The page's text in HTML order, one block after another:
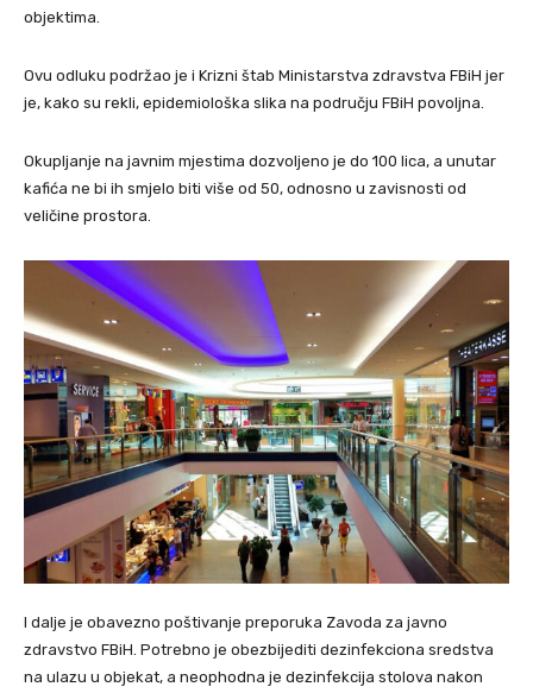
objektima.
Ovu odluku podržao je i Krizni štab Ministarstva zdravstva FBiH jer
je, kako su rekli, epidemiološka slika na području FBiH povoljna.
Okupljanje na javnim mjestima dozvoljeno je do 100 lica, a unutar
kafića ne bi ih smjelo biti više od 50, odnosno u zavisnosti od
veličine prostora.
I dalje je obavezno poštivanje preporuka Zavoda za javno
zdravstvo FBiH. Potrebno je obezbijediti dezinfekciona sredstva
na ulazu u objekat, a neophodna je dezinfekcija stolova nakon